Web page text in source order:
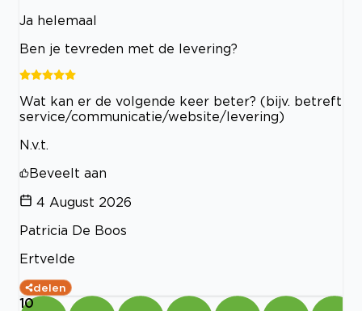
Ja helemaal
Ben je tevreden met de levering?
Wat kan er de volgende keer beter? (bijv. betreft
service/communicatie/website/levering)
N.v.t.
Beveelt aan
4 August 2026
Patricia De Boos
Ertvelde
delen
10